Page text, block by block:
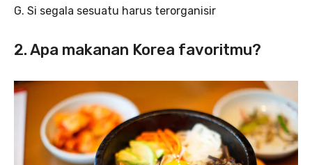
G. Si segala sesuatu harus terorganisir
2. Apa makanan Korea favoritmu?